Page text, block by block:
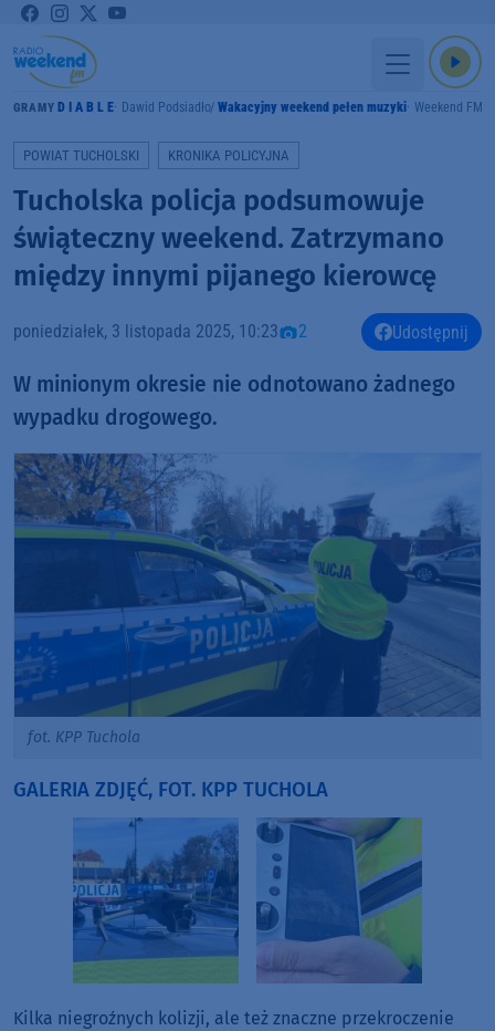
GRAMY D I A B L E Dawid Podsiadło Wakacyjny weekend pełen muzyki Weekend FM
POWIAT TUCHOLSKI KRONIKA POLICYJNA
Tucholska policja podsumowuje
świąteczny weekend. Zatrzymano
między innymi pijanego kierowcę
poniedziałek, 3 listopada 2025, 10:23 2 Udostępnij
W minionym okresie nie odnotowano żadnego
wypadku drogowego.
fot. KPP Tuchola
GALERIA ZDJĘĆ, FOT. KPP TUCHOLA
Kilka niegroźnych kolizji, ale też znaczne przekroczenie